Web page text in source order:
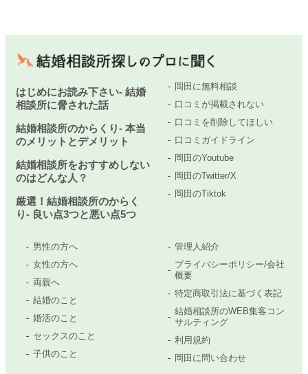
はじめにお読み下さい- 結婚
相談所に脅された話
結婚相談所のからくり- 本当
のメリットとデメリット
結婚相談所をおすすめしない
のはどんな人？
厳選！結婚相談所のからく
り- 良い点3つと悪い点5つ
岡田に無料相談
口コミが掲載されない
口コミを削除してほしい
口コミガイドライン
岡田のYoutube
岡田のTwitter/X
岡田のTiktok
男性の方へ
女性の方へ
両親へ
結婚のこと
婚活のこと
セックスのこと
子供のこと
管理人紹介
プライバシーポリシー/会社
概要
特定商取引法に基づく表記
結婚相談所のWEB集客コン
サルティング
利用規約
岡田に問い合わせ